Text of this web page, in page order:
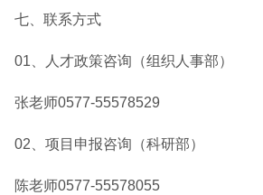
七、联系方式
01、人才政策咨询（组织人事部）
张老师0577-55578529
02、项目申报咨询（科研部）
陈老师0577-55578055